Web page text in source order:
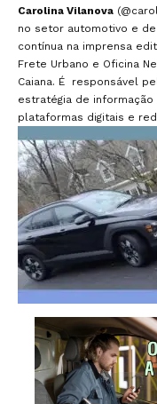
Carolina Vilanova
no setor automotivo e
contínua na imprensa
Frete Urbano e Oficina
Caiana. É responsável
estratégia de
plataformas digitais e